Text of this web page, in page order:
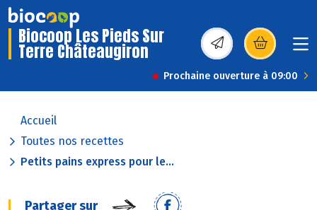
Biocoop Les Pieds Sur
Terre Châteaugiron (s’ouvre dans une
Prochaine ouverture à 09:00
Accueil
Toutes nos recettes
Petits pains express pour le...
Partager sur